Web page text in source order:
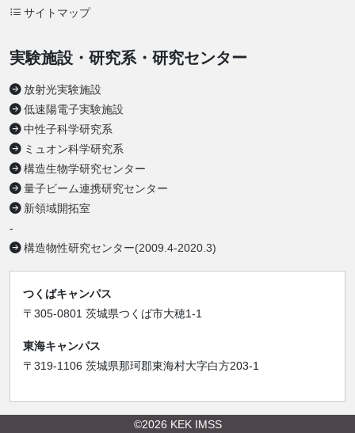
サイトマップ
実験施設・研究系・研究センター
放射光実験施設
低速陽電子実験施設
中性子科学研究系
ミュオン科学研究系
構造生物学研究センター
量子ビーム連携研究センター
新領域開拓室
-
構造物性研究センター(2009.4-2020.3)
つくばキャンパス
〒305-0801 茨城県つくば市大穂1-1
東海キャンパス
〒319-1106 茨城県那珂郡東海村大字白方203-1
©2026 KEK IMSS